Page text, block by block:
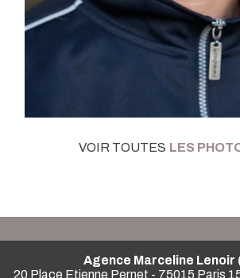
VOIR TOUTES LES
Agence Marceline Lenoir
20 Place Etienne Pernet - 75015 Paris